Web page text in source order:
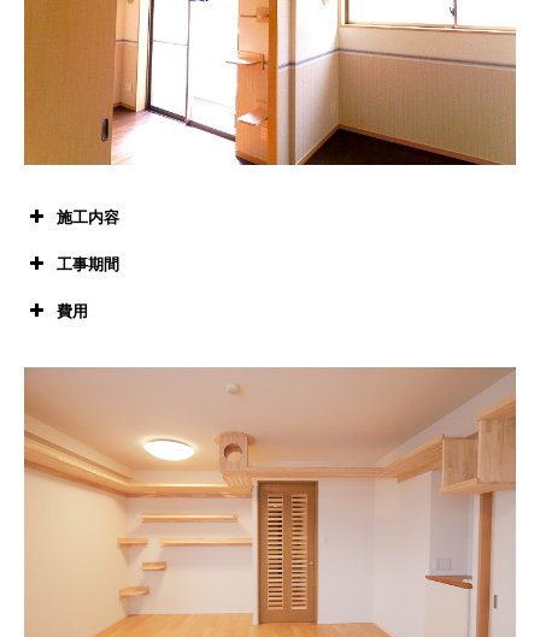
施工内容
工事期間
費用